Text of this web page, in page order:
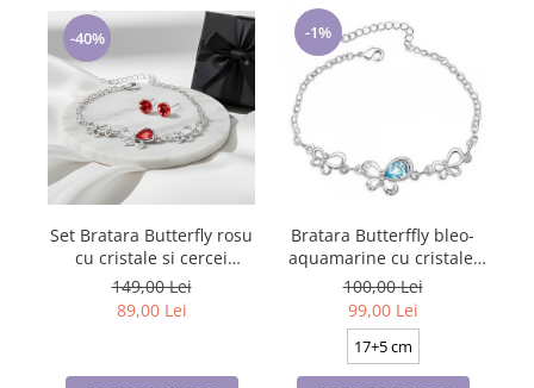
-40%
Set Bratara Butterfly rosu
cu cristale si cercei
asortati, placate cu aur
18K
149,00 Lei
89,00 Lei
-1%
Bratara Butterffly bleo-
aquamarine cu cristale,
placata cu aur 18K
100,00 Lei
99,00 Lei
17+5 cm